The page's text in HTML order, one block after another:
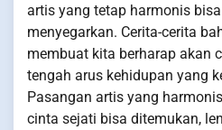
artis yang tetap harmonis
menyegarkan. Cerita-cerita
membuat kita berharap akan
tengah arus kehidupan yang
Pasangan artis yang
cinta sejati bisa ditemukan,